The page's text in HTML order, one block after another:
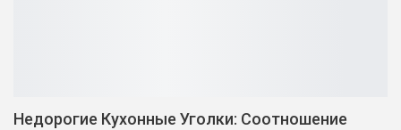
Недорогие Кухонные Уголки: Соотношение